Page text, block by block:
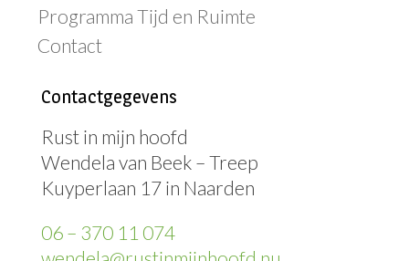
Programma Tijd en Ruimte
Contact
Contactgegevens
Rust in mijn hoofd
Wendela van Beek – Treep
Kuyperlaan 17 in Naarden
06 – 370 11 074